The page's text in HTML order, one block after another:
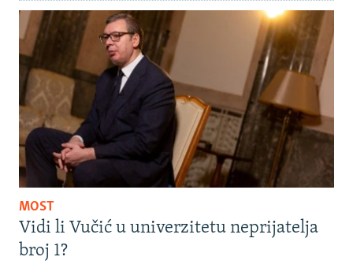
MOST
Vidi li Vučić u univerzitetu neprijatelja
broj 1?